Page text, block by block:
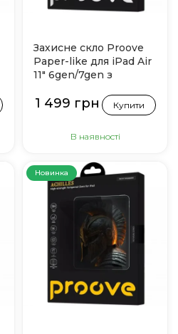
Захисне скло Proove
Paper-like для iPad Air
11" 6gen/7gen з
1 499 грн Купити
В наявності
Новинка